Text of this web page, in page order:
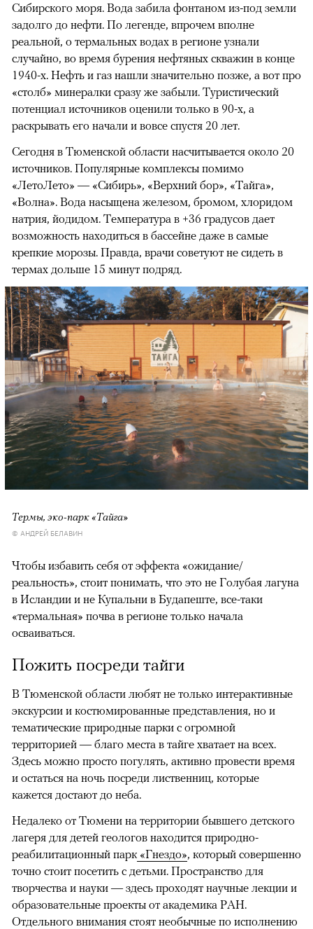
Сибирского моря. Вода забила фонтаном из-под земли
задолго до нефти. По легенде, впрочем вполне
реальной, о термальных водах в регионе узнали
случайно, во время бурения нефтяных скважин в конце
1940-х. Нефть и газ нашли значительно позже, а вот про
«столб» минералки сразу же забыли. Туристический
потенциал источников оценили только в 90-х, а
раскрывать его начали и вовсе спустя 20 лет.
Сегодня в Тюменской области насчитывается около 20
источников. Популярные комплексы помимо
«ЛетоЛето» — «Сибирь», «Верхний бор», «Тайга»,
«Волна». Вода насыщена железом, бромом, хлоридом
натрия, йодидом. Температура в +36 градусов дает
возможность находиться в бассейне даже в самые
крепкие морозы. Правда, врачи советуют не сидеть в
термах дольше 15 минут подряд.
Термы, эко-парк «Тайга»
© АНДРЕЙ БЕЛАВИН
Чтобы избавить себя от эффекта «ожидание/
реальность», стоит понимать, что это не Голубая лагуна
в Исландии и не Купальни в Будапеште, все-таки
«термальная» почва в регионе только начала
осваиваться.
Пожить посреди тайги
В Тюменской области любят не только интерактивные
экскурсии и костюмированные представления, но и
тематические природные парки с огромной
территорией — благо места в тайге хватает на всех.
Здесь можно просто погулять, активно провести время
и остаться на ночь посреди лиственниц, которые
кажется достают до неба.
Недалеко от Тюмени на территории бывшего детского
лагеря для детей геологов находится природно-
реабилитационный парк «Гнездо», который совершенно
точно стоит посетить с детьми. Пространство для
творчества и науки — здесь проходят научные лекции и
образовательные проекты от академика РАН.
Отдельного внимания стоят необычные по исполнению